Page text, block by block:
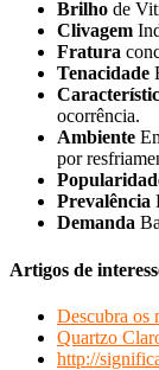
Brilho de
Clivagem
Fratura
Tenacidade
ocorrência.
Ambiente
por
Prevalência
Demanda
Artigos de
Descubra os
Quartzo
http://